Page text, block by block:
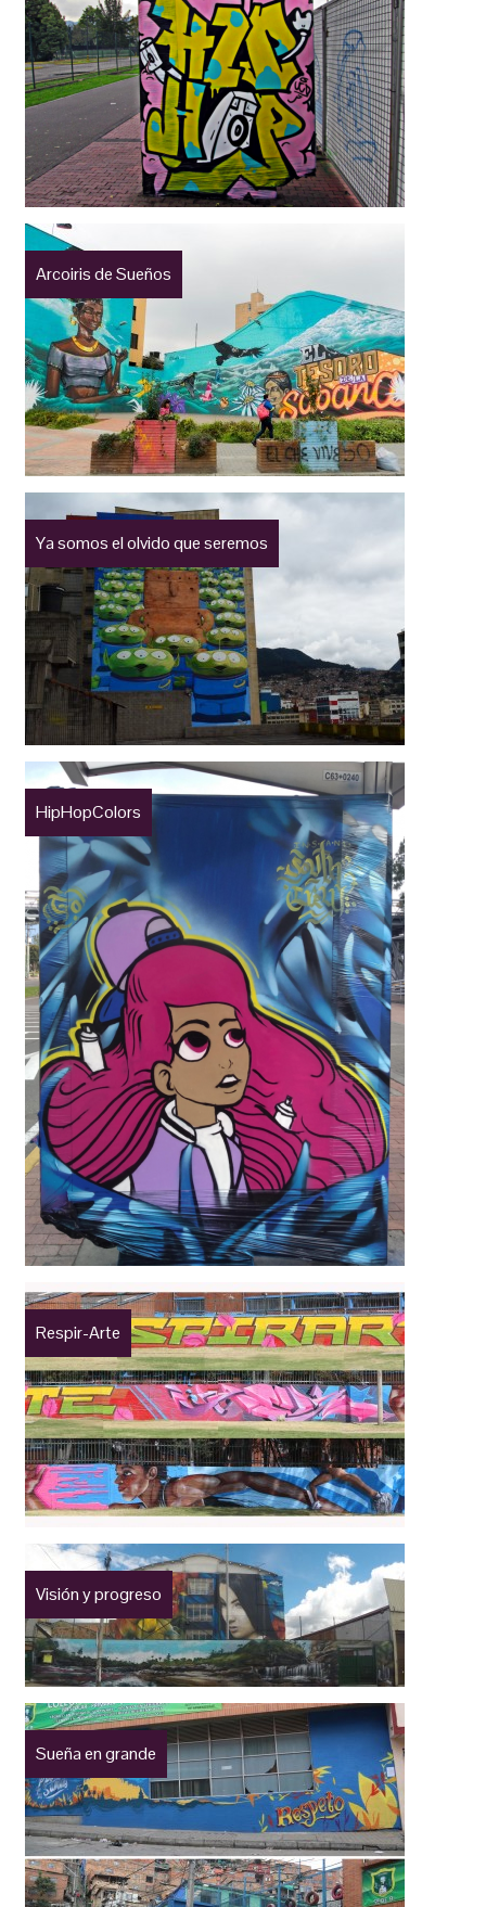
Arcoiris de Sueños
Ya somos el olvido que seremos
HipHopColors
Respir-Arte
Visión y progreso
Sueña en grande